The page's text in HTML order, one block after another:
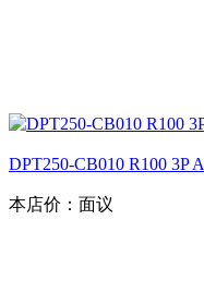
DPT250-CB010 R100
本店价： 面议